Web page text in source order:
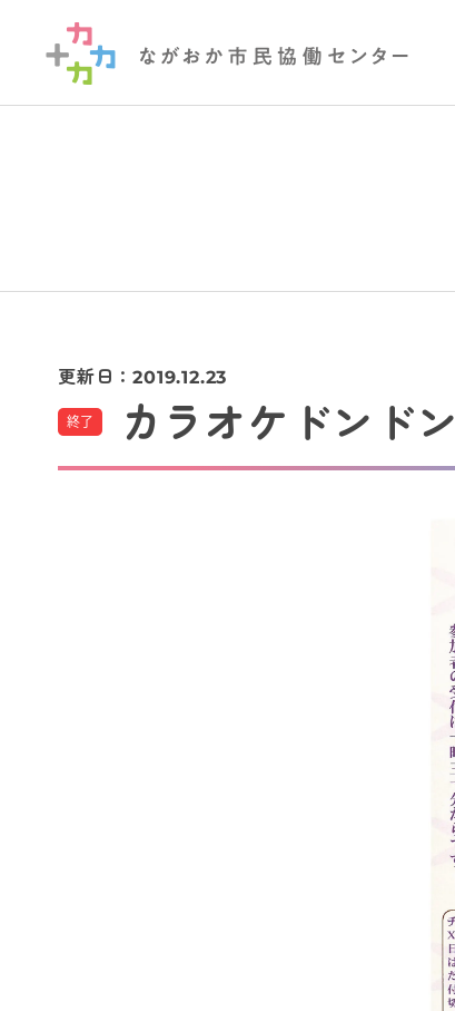
更新日：2019.12.23
終了 カラオケドンドン